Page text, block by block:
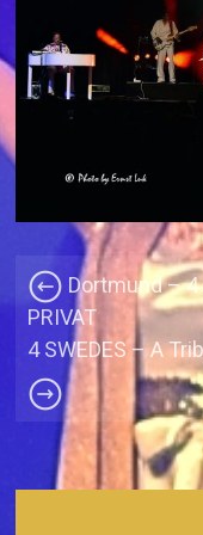
Dortmund – 4
PRIVAT
4 SWEDES – A